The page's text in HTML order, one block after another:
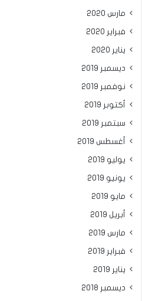
مارس 2020
فبراير 2020
يناير 2020
ديسمبر 2019
نوفمبر 2019
أكتوبر 2019
سبتمبر 2019
أغسطس 2019
يوليو 2019
يونيو 2019
مايو 2019
أبريل 2019
مارس 2019
فبراير 2019
يناير 2019
ديسمبر 2018